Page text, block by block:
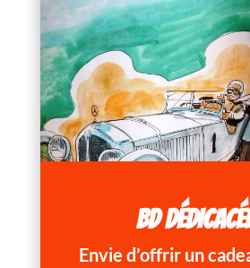
BD
Envie d’offrir un